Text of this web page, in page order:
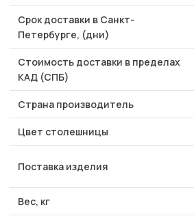
Срок доставки в Санкт-
Петербурге, (дни)
Стоимость доставки в пределах
КАД (СПБ)
Страна производитель
Цвет столешницы
Поставка изделия
Вес, кг